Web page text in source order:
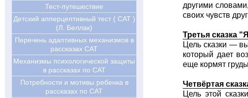
другими
своих чувств друг
Третья сказка
Цель сказки —
который дает
еще кормят
Четвёртая
Цель этой
Тест-путешествие
Детский апперцептивный тест ( CAT )
(Л. Беллак)
Перечень адаптивных механизмов в
рассказах CAT
Механизмы психологической защиты
в рассказах по САТ
Потребности и мотивы ребенка в
рассказах по САТ